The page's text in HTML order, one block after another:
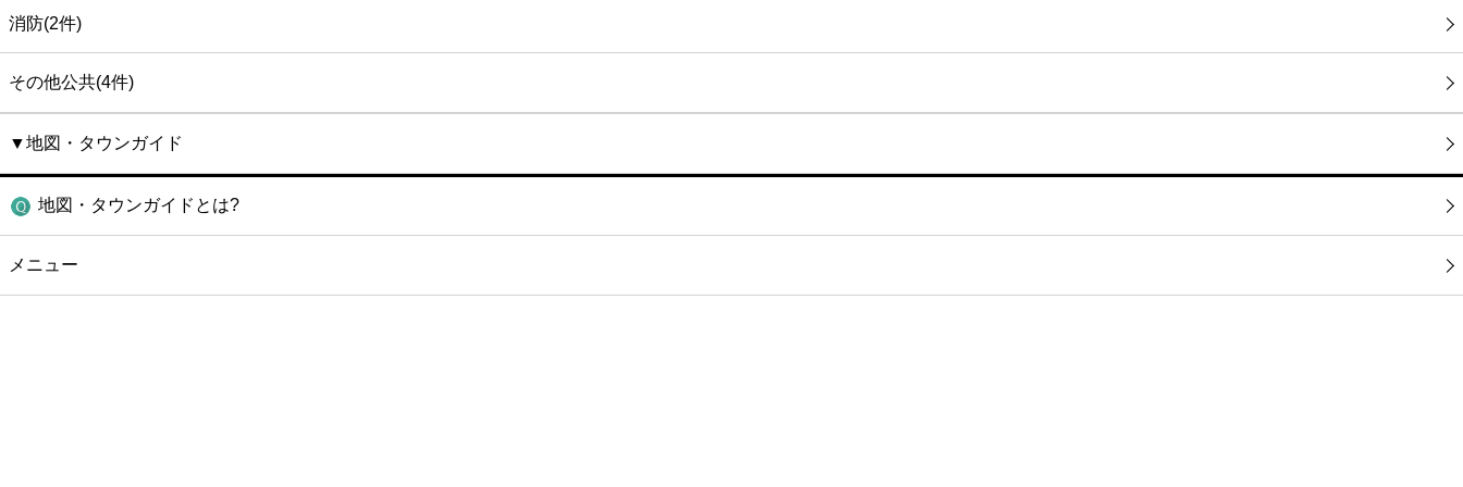
消防(2件)
その他公共(4件)
▼地図・タウンガイド
地図・タウンガイドとは?
メニュー